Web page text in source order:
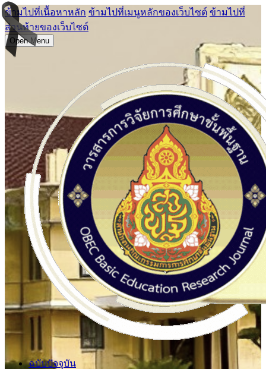
ข้ามไปที่เนื้อหาหลัก ข้ามไปที่เมนูหลักของเว็บไซต์ ข้ามไปที่
ส่วนท้ายของเว็บไซต์
Open Menu
ฉบับปัจจุบัน